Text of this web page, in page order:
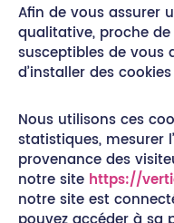
Afin de vous assurer
qualitative, proche
susceptibles de vous
d’installer des
Nous utilisons ces
statistiques, mesurer
provenance des
notre site https://
notre site est